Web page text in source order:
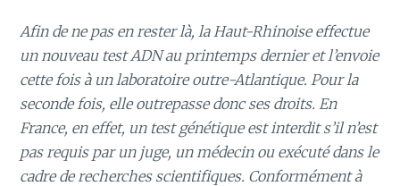
Afin de ne pas en rester là, la Haut-Rhinoise effectue
un nouveau test ADN au printemps dernier et l’envoie
cette fois à un laboratoire outre-Atlantique. Pour la
seconde fois, elle outrepasse donc ses droits. En
France, en effet, un test génétique est interdit s’il n’est
pas requis par un juge, un médecin ou exécuté dans le
cadre de recherches scientifiques. Conformément à